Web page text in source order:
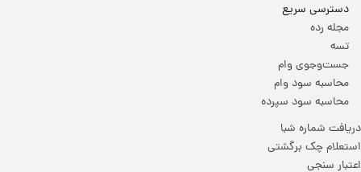
دسترسی سریع
مجله رده
تسه
جست‌وجوی وام
محاسبه سود وام
محاسبه سود سپرده
دریافت شماره شبا
استعلام چک برگشتی
اعتبار سنجی